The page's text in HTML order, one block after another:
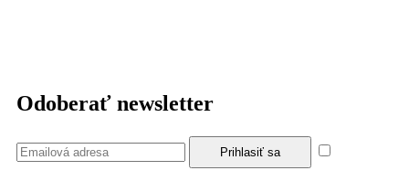
Odoberať newsletter